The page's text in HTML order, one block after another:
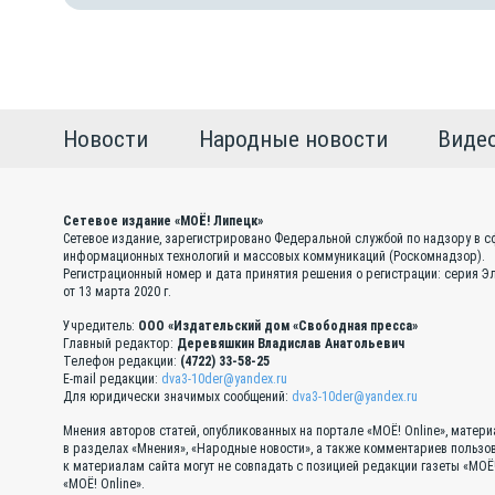
Новости Народные новости
Сетевое издание «МОЁ! Липецк»
Сетевое издание, зарегистрировано Федеральной службой по надзору в
информационных технологий и массовых коммуникаций (Роскомнадзор).
Регистрационный номер и дата принятия решения о регистрации: серия
от 13 марта 2020 г.
Учредитель: ООО «Издательский дом «Свободная пресса»
Главный редактор: Деревяшкин Владислав Анатольевич
Телефон редакции: (4722) 33-58-25
E-mail редакции: dva3-10der@yandex.ru
Для юридически значимых сообщений: dva3-10der@yandex.ru
Мнения авторов статей, опубликованных на портале «МОЁ! Online»,
в разделах «Мнения», «Народные новости», а также комментариев
к материалам сайта могут не совпадать с позицией редакции газеты
«МОЁ! Online».